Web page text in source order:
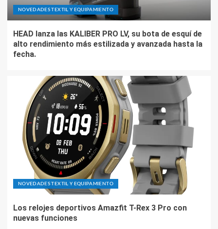
NOVEDADES TEXTIL Y EQUIPAMIENTO
HEAD lanza las KALIBER PRO LV, su bota de esquí de
alto rendimiento más estilizada y avanzada hasta la
fecha.
NOVEDADES TEXTIL Y EQUIPAMIENTO
Los relojes deportivos Amazfit T-Rex 3 Pro con
nuevas funciones